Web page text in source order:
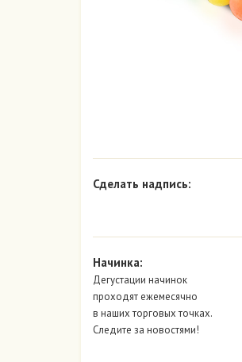
Сделать надпись:
Начинка:
Дегустации начинок
проходят ежемесячно
в наших торговых точках.
Следите за новостями!